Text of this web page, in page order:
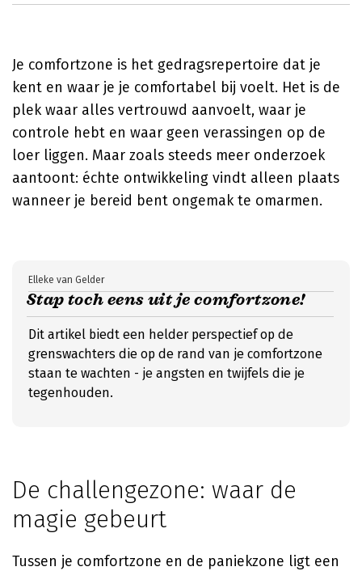
Je comfortzone is het gedragsrepertoire dat je
kent en waar je je comfortabel bij voelt. Het is de
plek waar alles vertrouwd aanvoelt, waar je
controle hebt en waar geen verassingen op de
loer liggen. Maar zoals steeds meer onderzoek
aantoont: échte ontwikkeling vindt alleen plaats
wanneer je bereid bent ongemak te omarmen.
Stap toch eens uit je comfortzone!
Elleke van Gelder
Dit artikel biedt een helder perspectief op de
grenswachters die op de rand van je comfortzone
staan te wachten - je angsten en twijfels die je
tegenhouden.
De challengezone: waar de
magie gebeurt
Tussen je comfortzone en de paniekzone ligt een